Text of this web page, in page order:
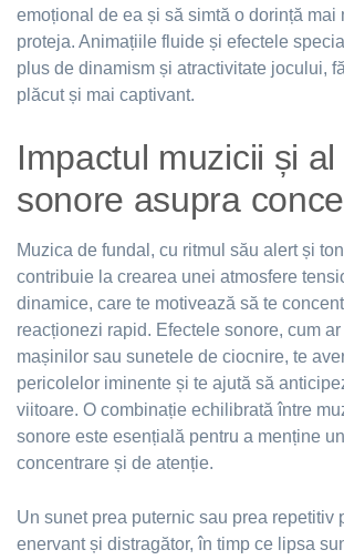
emoțional de ea și să simtă o dorință mai
proteja. Animațiile fluide și efectele
plus de dinamism și atractivitate jocului,
plăcut și mai captivant.
Impactul muzicii și
sonore asupra
Muzica de fundal, cu ritmul său alert și
contribuie la crearea unei atmosfere
dinamice, care te motivează să te
reacționezi rapid. Efectele sonore, cum
mașinilor sau sunetele de ciocnire, te
pericolelor iminente și te ajută să
viitoare. O combinație echilibrată între
sonore este esențială pentru a menține
concentrare și de atenție.
Un sunet prea puternic sau prea repetitiv
enervant și distragător, în timp ce lipsa